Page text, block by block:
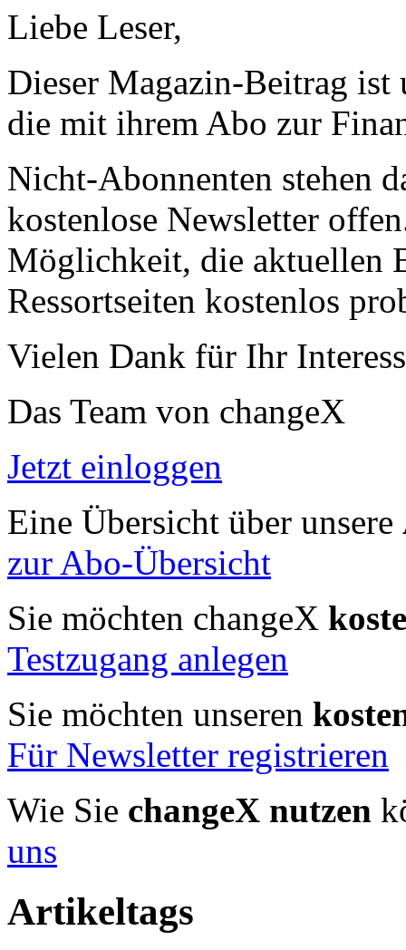
Liebe Leser,
Dieser Magazin-Beitrag ist
die mit ihrem Abo zur
Nicht-Abonnenten stehen
kostenlose Newsletter
Möglichkeit, die aktuellen
Ressortseiten kostenlos
Vielen Dank für Ihr
Das Team von changeX
Jetzt einloggen
Eine Übersicht über unsere
zur Abo-Übersicht
Sie möchten changeX
Testzugang anlegen
Sie möchten unseren
Für Newsletter registrieren
Wie Sie changeX nutzen
uns
Artikeltags